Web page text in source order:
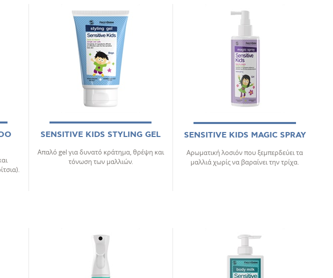
SENSITIVE KIDS STYLING GEL
Απαλό gel για δυνατό κράτημα, θρέψη και
τόνωση των μαλλιών.
SENSITIVE KIDS MAGIC SPRAY
Αρωματική λοσιόν που ξεμπερδεύει τα
μαλλιά χωρίς να βαραίνει την τρίχα.